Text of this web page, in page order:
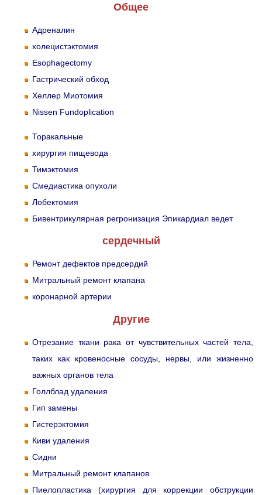
Общее
Адреналин
холецистэктомия
Esophagectomy
Гастрический обход
Хеллер Миотомия
Nissen Fundoplication
Торакальные
хирургия пищевода
Тимэктомия
Смедиастика опухоли
Лобектомия
Бивентрикулярная регронизация Эпикардиал ведет
сердечный
Ремонт дефектов предсердий
Митральный ремонт клапана
коронарной артерии
Другие
Отрезание ткани рака от чувствительных частей тела,
таких как кровеносные сосуды, нервы, или жизненно
важных органов тела
Голлблад удаления
Гип замены
Гистерэктомия
Киви удаления
Сидни
Митральный ремонт клапанов
Пиелопластика (хирургия для коррекции обструкции